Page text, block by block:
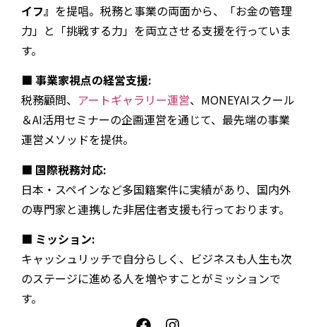
イフ』 を提唱。税務と事業の両面から、「お金の管理
力」と「挑戦する力」を両立させる支援を行っていま
す。
■ 事業家視点の経営支援:
税務顧問、 アートギャラリー運営、MONEYAIスクール
＆AI活用セミナーの企画運営を通じて、最先端の事業
運営メソッドを提供。
■ 国際税務対応:
日本・スペインなど多国籍案件に実績があり、国内外
の専門家と連携した非居住者支援も行っております。
■ ミッション:
キャッシュリッチで自分らしく、ビジネスも人生も次
のステージに進める人を増やすことがミッションで
す。